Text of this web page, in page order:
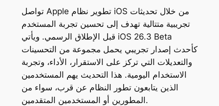
تواصل Apple تطوير نظام iOS من خلال تحديثات
تجريبية متتالية تهدف إلى تحسين تجربة المستخدم
قبل الإطلاق الرسمي. ويأتي iOS 26.3 Beta
كأحدث إصدار تجريبي يحمل مجموعة من التحسينات
والتعديلات التي تركز على الاستقرار، الأداء، وتجربة
الاستخدام اليومية. هذا التحديث يهم المستخدمين
الذين يتابعون تطور النظام عن قرب، سواء من
المطورين أو المستخدمين المتقدمين.